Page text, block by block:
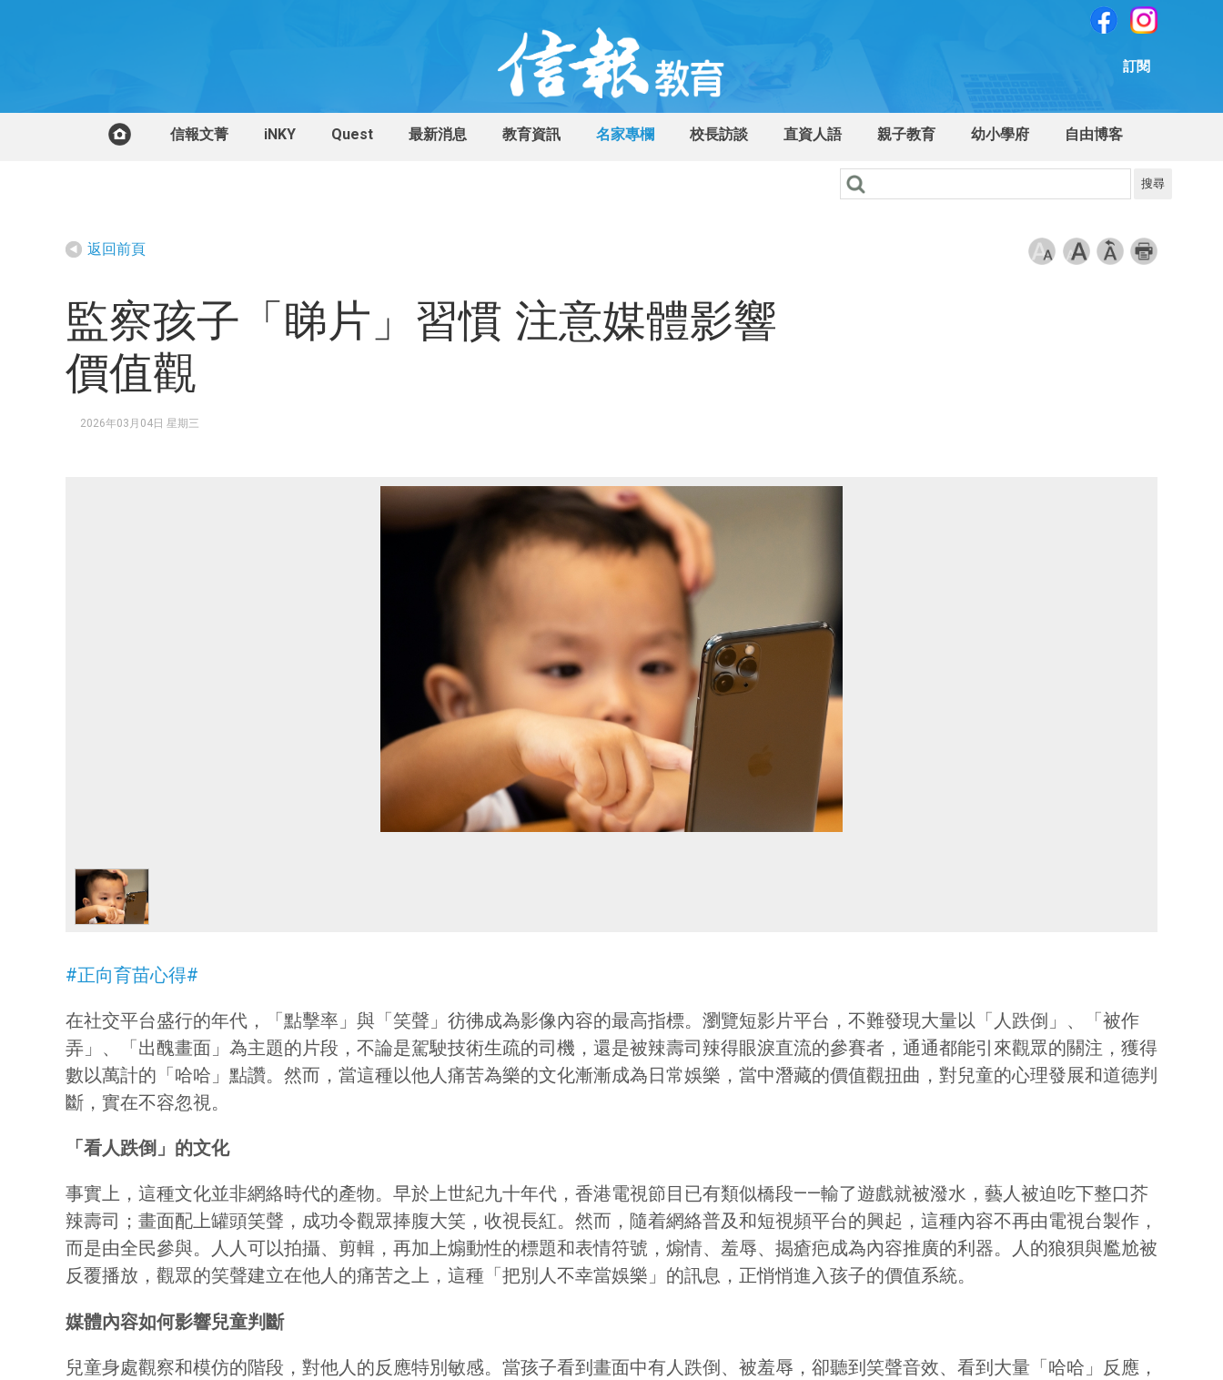
訂閱
信報文菁 iNKY Quest 最新消息 教育資訊 名家專欄 校長訪談 直資人語 親子教育 幼小學府 自由博客
搜尋
返回前頁
監察孩子「睇片」習慣 注意媒體影響
價值觀
2026年03月04日 星期三
#正向育苗心得#
在社交平台盛行的年代，「點擊率」與「笑聲」彷彿成為影像內容的最高指標。瀏覽短影片平台，不難發現大量以「人跌倒」、「被作
弄」、「出醜畫面」為主題的片段，不論是駕駛技術生疏的司機，還是被辣壽司辣得眼淚直流的參賽者，通通都能引來觀眾的關注，獲得
數以萬計的「哈哈」點讚。然而，當這種以他人痛苦為樂的文化漸漸成為日常娛樂，當中潛藏的價值觀扭曲，對兒童的心理發展和道德判
斷，實在不容忽視。
「看人跌倒」的文化
事實上，這種文化並非網絡時代的產物。早於上世紀九十年代，香港電視節目已有類似橋段——輸了遊戲就被潑水，藝人被迫吃下整口芥
辣壽司；畫面配上罐頭笑聲，成功令觀眾捧腹大笑，收視長紅。然而，隨着網絡普及和短視頻平台的興起，這種內容不再由電視台製作，
而是由全民參與。人人可以拍攝、剪輯，再加上煽動性的標題和表情符號，煽情、羞辱、揭瘡疤成為內容推廣的利器。人的狼狽與尷尬被
反覆播放，觀眾的笑聲建立在他人的痛苦之上，這種「把別人不幸當娛樂」的訊息，正悄悄進入孩子的價值系統。
媒體內容如何影響兒童判斷
兒童身處觀察和模仿的階段，對他人的反應特別敏感。當孩子看到畫面中有人跌倒、被羞辱，卻聽到笑聲音效、看到大量「哈哈」反應，